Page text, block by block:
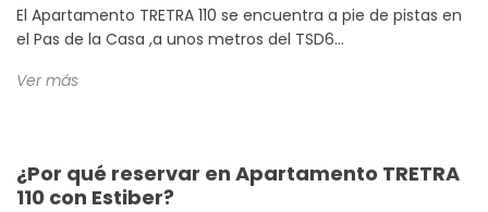
El Apartamento TRETRA 110 se encuentra a pie de pistas en
el Pas de la Casa ,a unos metros del TSD6...
Ver más
¿Por qué reservar en Apartamento TRETRA
110 con Estiber?